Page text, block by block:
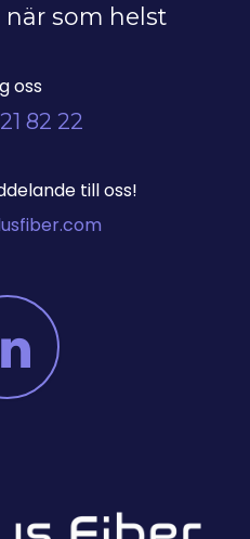
när som helst
oss
82 22
till oss!